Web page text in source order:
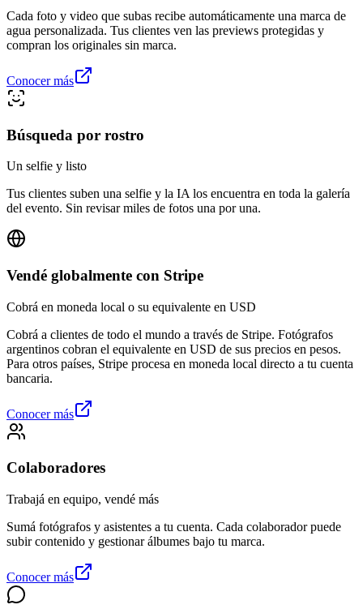
Cada foto y video que subas recibe automáticamente una marca de
agua personalizada. Tus clientes ven las previews protegidas y
compran los originales sin marca.
Conocer más
Búsqueda por rostro
Un selfie y listo
Tus clientes suben una selfie y la IA los encuentra en toda la galería
del evento. Sin revisar miles de fotos una por una.
Vendé globalmente con Stripe
Cobrá en moneda local o su equivalente en USD
Cobrá a clientes de todo el mundo a través de Stripe. Fotógrafos
argentinos cobran el equivalente en USD de sus precios en pesos.
Para otros países, Stripe procesa en moneda local directo a tu cuenta
bancaria.
Conocer más
Colaboradores
Trabajá en equipo, vendé más
Sumá fotógrafos y asistentes a tu cuenta. Cada colaborador puede
subir contenido y gestionar álbumes bajo tu marca.
Conocer más